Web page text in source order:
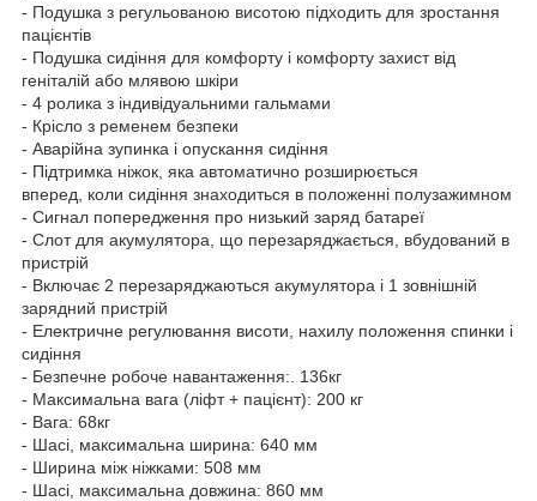
- Подушка з регульованою висотою підходить для зростання
пацієнтів
- Подушка сидіння для комфорту і комфорту захист від
геніталій або млявою шкіри
- 4 ролика з індивідуальними гальмами
- Крісло з ременем безпеки
- Аварійна зупинка і опускання сидіння
- Підтримка ніжок, яка автоматично розширюється
вперед, коли сидіння знаходиться в положенні полузажимном
- Сигнал попередження про низький заряд батареї
- Слот для акумулятора, що перезаряджається, вбудований в
пристрій
- Включає 2 перезаряджаються акумулятора і 1 зовнішній
зарядний пристрій
- Електричне регулювання висоти, нахилу положення спинки і
сидіння
- Безпечне робоче навантаження:. 136кг
- Максимальна вага (ліфт + пацієнт): 200 кг
- Вага: 68кг
- Шасі, максимальна ширина: 640 мм
- Ширина між ніжками: 508 мм
- Шасі, максимальна довжина: 860 мм